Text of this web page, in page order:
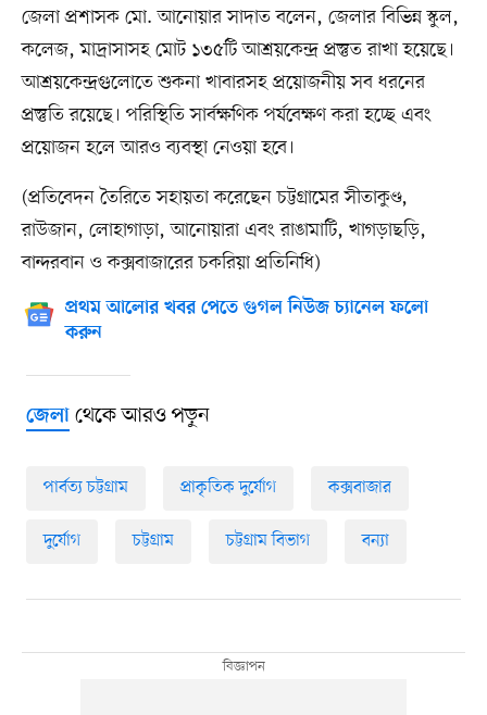
জেলা প্রশাসক মো. আনোয়ার সাদাত বলেন, জেলার বিভিন্ন স্কুল,
কলেজ, মাদ্রাসাসহ মোট ১৩৫টি আশ্রয়কেন্দ্র প্রস্তুত রাখা হয়েছে।
আশ্রয়কেন্দ্রগুলোতে শুকনা খাবারসহ প্রয়োজনীয় সব ধরনের
প্রস্তুতি রয়েছে। পরিস্থিতি সার্বক্ষণিক পর্যবেক্ষণ করা হচ্ছে এবং
প্রয়োজন হলে আরও ব্যবস্থা নেওয়া হবে।
(প্রতিবেদন তৈরিতে সহায়তা করেছেন চট্টগ্রামের সীতাকুণ্ড,
রাউজান, লোহাগাড়া, আনোয়ারা এবং রাঙামাটি, খাগড়াছড়ি,
বান্দরবান ও কক্সবাজারের চকরিয়া প্রতিনিধি)
প্রথম আলোর খবর পেতে গুগল নিউজ চ্যানেল ফলো
করুন
জেলাথেকে আরও পড়ুন
পার্বত্য চট্টগ্রাম প্রাকৃতিক দুর্যোগ কক্সবাজার
দুর্যোগ চট্টগ্রাম চট্টগ্রাম বিভাগ বন্যা